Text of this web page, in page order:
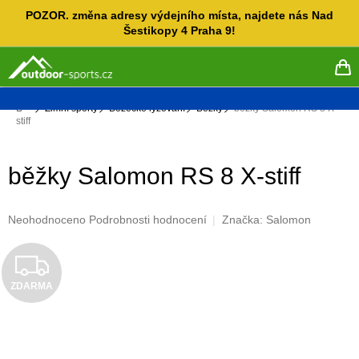
POZOR. změna adresy výdejního místa, najdete nás Nad
Šestikopy 4 Praha 9!
Domů
Zimní sporty Běžecké lyžování Běžky
běžky Salomon RS 8 X-
stiff
běžky Salomon RS 8 X-stiff
Průměrné
produktu
0,0
z
Neohodnoceno Podrobnosti hodnocení Značka: Salomon
Z
D
ZDARMA